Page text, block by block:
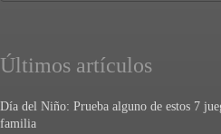
Últimos artículos
Día del Niño: Prueba alguno de estos 7
familia